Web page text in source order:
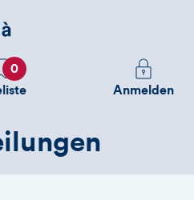
0
Melden
Sie
Anmelden